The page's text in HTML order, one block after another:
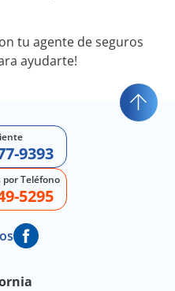
tu agente de seguros
ayudarte!
9393
por Teléfono
5295